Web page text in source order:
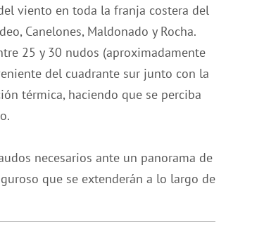
viento en toda la franja costera del
Canelones, Maldonado y Rocha.
25 y 30 nudos (aproximadamente
del cuadrante sur junto con la
térmica, haciendo que se perciba
necesarios ante un panorama de
que se extenderán a lo largo de